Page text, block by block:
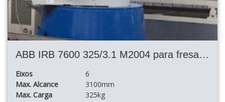
ABB IRB 7600 325/3.1 M2004 para fresagem e corte
Eixos
6
Max. Alcance
3100mm
Max. Carga
325kg